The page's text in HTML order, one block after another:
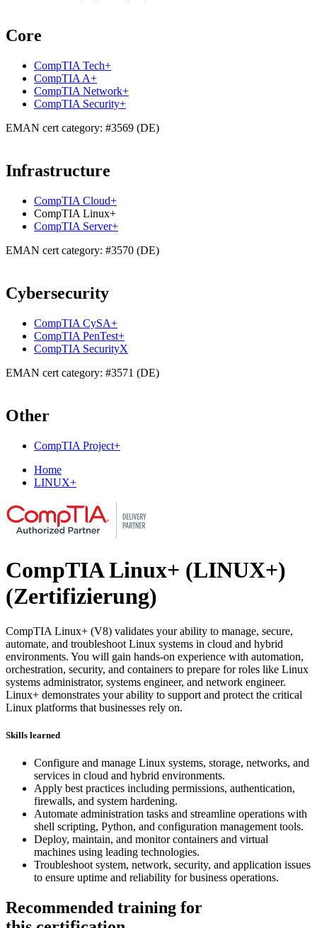
Core
CompTIA Tech+
CompTIA A+
CompTIA Network+
CompTIA Security+
EMAN cert category: #3569 (DE)
Infrastructure
CompTIA Cloud+
CompTIA Linux+
CompTIA Server+
EMAN cert category: #3570 (DE)
Cybersecurity
CompTIA CySA+
CompTIA PenTest+
CompTIA SecurityX
EMAN cert category: #3571 (DE)
Other
CompTIA Project+
Home
LINUX+
CompTIA Linux+ (LINUX+)
(Zertifizierung)
CompTIA Linux+ (V8) validates your ability to manage, secure,
automate, and troubleshoot Linux systems in cloud and hybrid
environments. You will gain hands-on experience with automation,
orchestration, security, and containers to prepare for roles like Linux
systems administrator, systems engineer, and network engineer.
Linux+ demonstrates your ability to support and protect the critical
Linux platforms that businesses rely on.
Skills learned
Configure and manage Linux systems, storage, networks, and
services in cloud and hybrid environments.
Apply best practices including permissions, authentication,
firewalls, and system hardening.
Automate administration tasks and streamline operations with
shell scripting, Python, and configuration management tools.
Deploy, maintain, and monitor containers and virtual
machines using leading technologies.
Troubleshoot system, network, security, and application issues
to ensure uptime and reliability for business operations.
Recommended training for